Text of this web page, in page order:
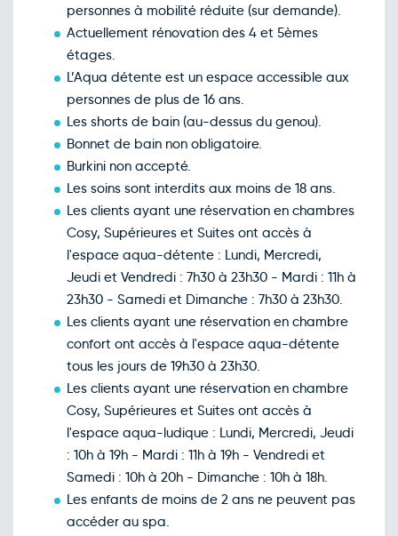
personnes à mobilité réduite (sur demande).
Actuellement rénovation des 4 et 5èmes
étages.
L’Aqua détente est un espace accessible aux
personnes de plus de 16 ans.
Les shorts de bain (au-dessus du genou).
Bonnet de bain non obligatoire.
Burkini non accepté.
Les soins sont interdits aux moins de 18 ans.
Les clients ayant une réservation en chambres
Cosy, Supérieures et Suites ont accès à
l'espace aqua-détente : Lundi, Mercredi,
Jeudi et Vendredi : 7h30 à 23h30 - Mardi : 11h à
23h30 - Samedi et Dimanche : 7h30 à 23h30.
Les clients ayant une réservation en chambre
confort ont accès à l'espace aqua-détente
tous les jours de 19h30 à 23h30.
Les clients ayant une réservation en chambre
Cosy, Supérieures et Suites ont accès à
l'espace aqua-ludique : Lundi, Mercredi, Jeudi
: 10h à 19h - Mardi : 11h à 19h - Vendredi et
Samedi : 10h à 20h - Dimanche : 10h à 18h.
Les enfants de moins de 2 ans ne peuvent pas
accéder au spa.